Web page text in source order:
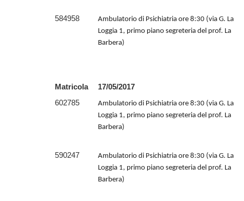
584958
Ambulatorio di Psichiatria ore 8:30 (via G. La
Loggia 1, primo piano segreteria del prof. La
Barbera)
Matricola 17/05/2017
602785
Ambulatorio di Psichiatria ore 8:30 (via G. La
Loggia 1, primo piano segreteria del prof. La
Barbera)
590247
Ambulatorio di Psichiatria ore 8:30 (via G. La
Loggia 1, primo piano segreteria del prof. La
Barbera)